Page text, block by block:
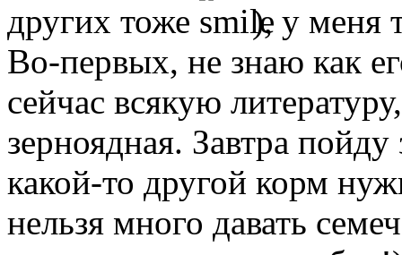
других тоже
), у меня
Во-первых, не знаю как
сейчас всякую
зерноядная. Завтра
какой-то другой корм
нельзя много давать